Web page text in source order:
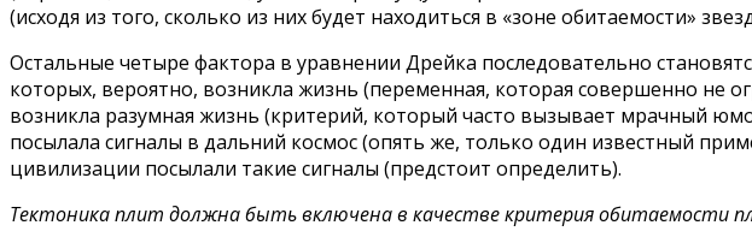
(исходя из того, сколько из них будет находиться в «зоне обитаемости»
Остальные четыре фактора в уравнении Дрейка последовательно
которых, вероятно, возникла жизнь (переменная, которая совершенно не
возникла разумная жизнь (критерий, который часто вызывает мрачный
посылала сигналы в дальний космос (опять же, только один известный
цивилизации посылали такие сигналы (предстоит определить).
Тектоника плит должна быть включена в качестве критерия обитаемости